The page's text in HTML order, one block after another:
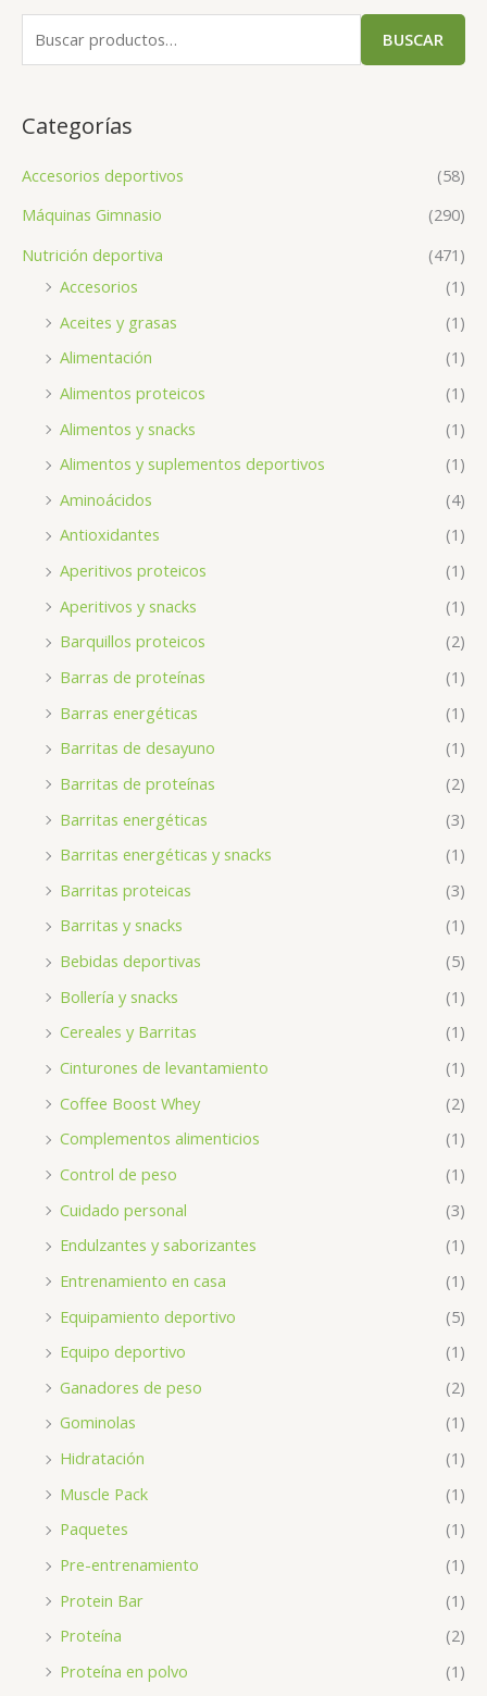
BUSCAR
Categorías
Accesorios deportivos
(58)
Máquinas Gimnasio
(290)
Nutrición deportiva
(471)
Accesorios
(1)
Aceites y grasas
(1)
Alimentación
(1)
Alimentos proteicos
(1)
Alimentos y snacks
(1)
Alimentos y suplementos deportivos
(1)
Aminoácidos
(4)
Antioxidantes
(1)
Aperitivos proteicos
(1)
Aperitivos y snacks
(1)
Barquillos proteicos
(2)
Barras de proteínas
(1)
Barras energéticas
(1)
Barritas de desayuno
(1)
Barritas de proteínas
(2)
Barritas energéticas
(3)
Barritas energéticas y snacks
(1)
Barritas proteicas
(3)
Barritas y snacks
(1)
Bebidas deportivas
(5)
Bollería y snacks
(1)
Cereales y Barritas
(1)
Cinturones de levantamiento
(1)
Coffee Boost Whey
(2)
Complementos alimenticios
(1)
Control de peso
(1)
Cuidado personal
(3)
Endulzantes y saborizantes
(1)
Entrenamiento en casa
(1)
Equipamiento deportivo
(5)
Equipo deportivo
(1)
Ganadores de peso
(2)
Gominolas
(1)
Hidratación
(1)
Muscle Pack
(1)
Paquetes
(1)
Pre-entrenamiento
(1)
Protein Bar
(1)
Proteína
(2)
Proteína en polvo
(1)